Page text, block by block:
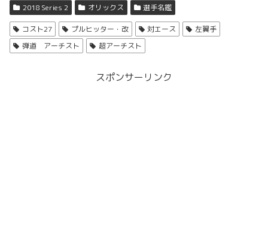
2018 Series 2 オリックス 選手名鑑
コスト27 プルヒッター・改 対エース
左翼手
弾道 アーチスト
超アーチスト
スポンサーリンク